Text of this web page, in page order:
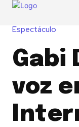
Espectáculo
Gabi
voz